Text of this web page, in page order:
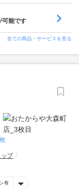
可能です
全ての商品・サービスを見る
プ
有